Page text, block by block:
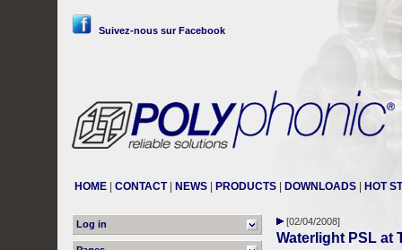
Suivez-nous sur Facebook
HOME CONTACT| NEWS PRODUCTS DOWNLOADS HOT
Log in [02/04/2008]
Waterlight PSL at